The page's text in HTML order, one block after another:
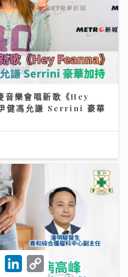
音樂會唱新歌《Hey
健馮允謙 Serrini 豪華
M
e
L
C
o